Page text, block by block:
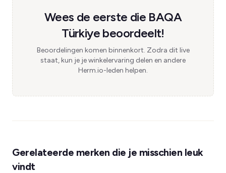
Wees de eerste die BAQA
Türkiye beoordeelt!
Beoordelingen komen binnenkort. Zodra dit live
staat, kun je je winkelervaring delen en andere
Herm.io-leden helpen.
Gerelateerde merken die je misschien leuk
vindt